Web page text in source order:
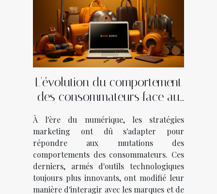
L'évolution du comportement
des consommateurs face au
À l'ère du numérique, les stratégies
marketing ont dû s'adapter pour
répondre aux mutations des
comportements des consommateurs. Ces
derniers, armés d'outils technologiques
toujours plus innovants, ont modifié leur
manière d'interagir avec les marques et de